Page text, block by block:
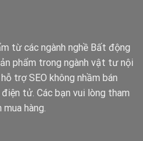
từ các ngành nghề Bất động
phẩm trong ngành vật tư nội
trợ SEO không nhầm bán
tử. Các bạn vui lòng tham
hàng.